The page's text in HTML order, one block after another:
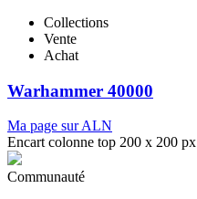
Collections
Vente
Achat
Warhammer 40000
Ma page sur ALN
Encart colonne top 200 x 200
Communauté